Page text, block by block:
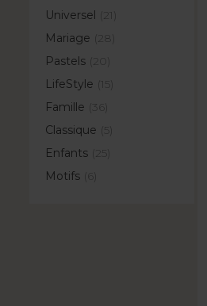
Universel
(21)
Mariage
(28)
Pastels (20)
LifeStyle
(15)
Famille
(36)
Classique
(5)
Enfants (25)
Motifs (6)